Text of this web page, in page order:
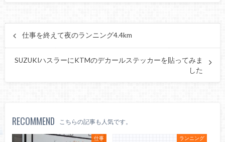
仕事を終えて夜のランニング4.4km
SUZUKIハスラーにKTMのデカールステッカーを貼ってみま
した
RECOMMEND こちらの記事も人気です。
仕事 ランニング